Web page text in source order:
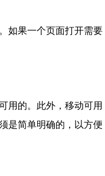
如果一个页面打开需要
用的。此外，移动可用
是简单明确的，以方便